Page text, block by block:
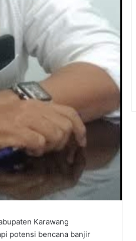
Karawang
potensi bencana banjir